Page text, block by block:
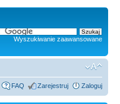
Wyszukiwanie zaawansowane
FAQ Zarejestruj Zaloguj